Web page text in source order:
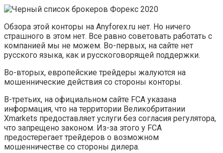
Обзора этой конторы на Anyforex.ru нет. Но ничего
страшного в этом нет. Все равно советовать работать с
компанией мы не можем. Во-первых, на сайте нет
русского языка, как и русскоговорящей поддержки.
Во-вторых, европейские трейдеры жалуются на
мошеннические действия со стороны конторы.
В-третьих, на официальном сайте FCA указана
информация, что на территории Великобритании
Xmarkets предоставляет услуги без согласия регулятора,
что запрещено законом. Из-за этого у FCA
предостерегает трейдеров о возможном
мошенничестве со стороны дилера.